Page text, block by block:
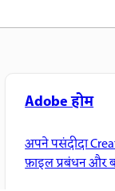
Adobe होम
अपने पसंदीदा
फ़ाइल प्रबंधन